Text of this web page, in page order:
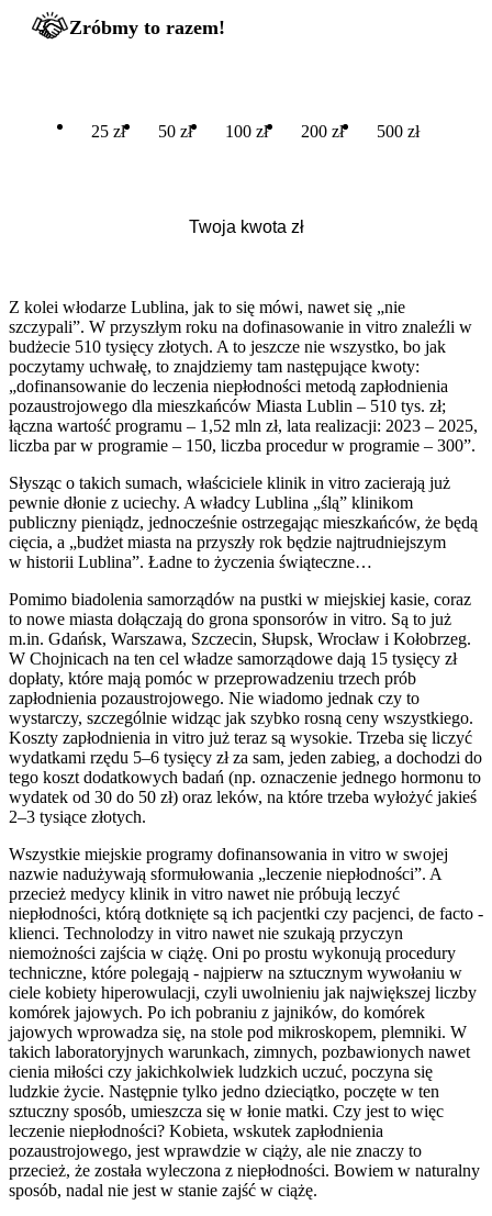
Zróbmy to razem!
25 zł 50 zł 100 zł 200 zł 500 zł
Z kolei włodarze Lublina, jak to się mówi, nawet się „nie
szczypali”. W przyszłym roku na dofinasowanie in vitro znaleźli w
budżecie 510 tysięcy złotych. A to jeszcze nie wszystko, bo jak
poczytamy uchwałę, to znajdziemy tam następujące kwoty:
„dofinansowanie do leczenia niepłodności metodą zapłodnienia
pozaustrojowego dla mieszkańców Miasta Lublin – 510 tys. zł;
łączna wartość programu – 1,52 mln zł, lata realizacji: 2023 – 2025,
liczba par w programie – 150, liczba procedur w programie – 300”.
Słysząc o takich sumach, właściciele klinik in vitro zacierają już
pewnie dłonie z uciechy. A władcy Lublina „ślą” klinikom
publiczny pieniądz, jednocześnie ostrzegając mieszkańców, że będą
cięcia, a „budżet miasta na przyszły rok będzie najtrudniejszym
w historii Lublina”. Ładne to życzenia świąteczne…
Pomimo biadolenia samorządów na pustki w miejskiej kasie, coraz
to nowe miasta dołączają do grona sponsorów in vitro. Są to już
m.in. Gdańsk, Warszawa, Szczecin, Słupsk, Wrocław i Kołobrzeg.
W Chojnicach na ten cel władze samorządowe dają 15 tysięcy zł
dopłaty, które mają pomóc w przeprowadzeniu trzech prób
zapłodnienia pozaustrojowego. Nie wiadomo jednak czy to
wystarczy, szczególnie widząc jak szybko rosną ceny wszystkiego.
Koszty zapłodnienia in vitro już teraz są wysokie. Trzeba się liczyć
wydatkami rzędu 5–6 tysięcy zł za sam, jeden zabieg, a dochodzi do
tego koszt dodatkowych badań (np. oznaczenie jednego hormonu to
wydatek od 30 do 50 zł) oraz leków, na które trzeba wyłożyć jakieś
2–3 tysiące złotych.
Wszystkie miejskie programy dofinansowania in vitro w swojej
nazwie nadużywają sformułowania „leczenie niepłodności”. A
przecież medycy klinik in vitro nawet nie próbują leczyć
niepłodności, którą dotknięte są ich pacjentki czy pacjenci, de facto -
klienci. Technolodzy in vitro nawet nie szukają przyczyn
niemożności zajścia w ciążę. Oni po prostu wykonują procedury
techniczne, które polegają - najpierw na sztucznym wywołaniu w
ciele kobiety hiperowulacji, czyli uwolnieniu jak największej liczby
komórek jajowych. Po ich pobraniu z jajników, do komórek
jajowych wprowadza się, na stole pod mikroskopem, plemniki. W
takich laboratoryjnych warunkach, zimnych, pozbawionych nawet
cienia miłości czy jakichkolwiek ludzkich uczuć, poczyna się
ludzkie życie. Następnie tylko jedno dzieciątko, poczęte w ten
sztuczny sposób, umieszcza się w łonie matki. Czy jest to więc
leczenie niepłodności? Kobieta, wskutek zapłodnienia
pozaustrojowego, jest wprawdzie w ciąży, ale nie znaczy to
przecież, że została wyleczona z niepłodności. Bowiem w naturalny
sposób, nadal nie jest w stanie zajść w ciążę.